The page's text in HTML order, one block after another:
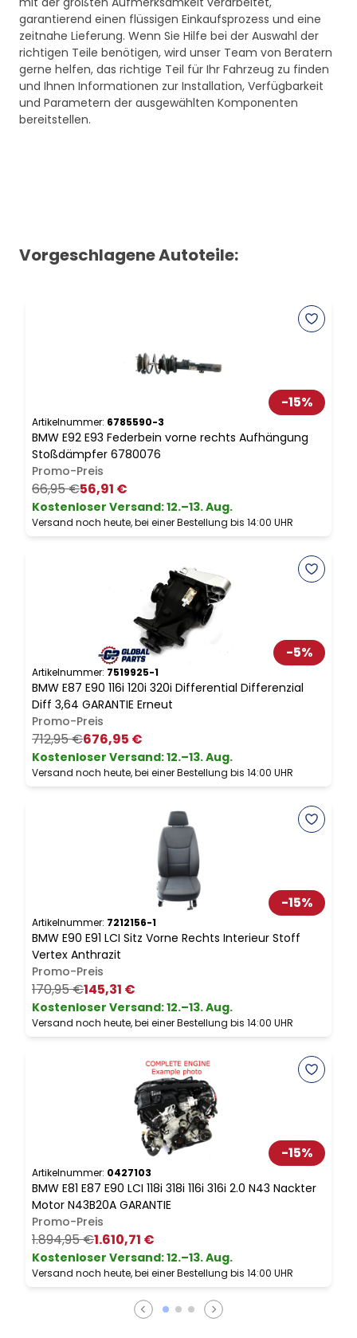
garantierend einen flüssigen Einkaufsprozess und eine
zeitnahe Lieferung. Wenn Sie Hilfe bei der Auswahl der
richtigen Teile benötigen, wird unser Team von Beratern
gerne helfen, das richtige Teil für Ihr Fahrzeug zu finden
und Ihnen Informationen zur Installation, Verfügbarkeit
und Parametern der ausgewählten Komponenten
bereitstellen.
Vorgeschlagene Autoteile:
-15%
Artikelnummer: 6785590-3
BMW E92 E93 Federbein vorne rechts Aufhängung
Stoßdämpfer 6780076
Promo-Preis
66,95 €56,91 €
Kostenloser Versand:12.–13. Aug.
Versand noch heute, bei einer Bestellung bis 14:00 UHR
-5%
Artikelnummer: 7519925-1
BMW E87 E90 116i 120i 320i Differential Differenzial
Diff 3,64 GARANTIE Erneut
Promo-Preis
712,95 €676,95 €
Kostenloser Versand:12.–13. Aug.
Versand noch heute, bei einer Bestellung bis 14:00 UHR
-15%
Artikelnummer: 7212156-1
BMW E90 E91 LCI Sitz Vorne Rechts Interieur Stoff
Vertex Anthrazit
Promo-Preis
170,95 €145,31 €
Kostenloser Versand:12.–13. Aug.
Versand noch heute, bei einer Bestellung bis 14:00 UHR
-15%
Artikelnummer: 0427103
BMW E81 E87 E90 LCI 118i 318i 116i 316i 2.0 N43 Nackter
Motor N43B20A GARANTIE
Promo-Preis
1.894,95 €1.610,71 €
Kostenloser Versand:12.–13. Aug.
Versand noch heute, bei einer Bestellung bis 14:00 UHR